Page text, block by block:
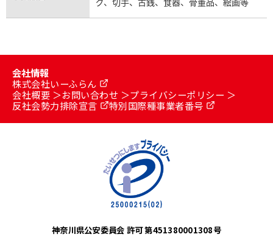
会社情報
株式会社いーふらん
会社概要
お問い合わせ
プライバシーポリシー
反社会勢力排除宣言
特別国際種事業者番号
神奈川県公安委員会 許可 第451380001308号